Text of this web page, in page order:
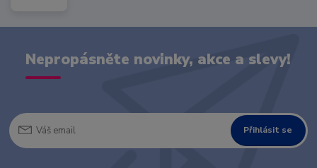
Nepropásněte novinky, akce a slevy!
Přihlásit se